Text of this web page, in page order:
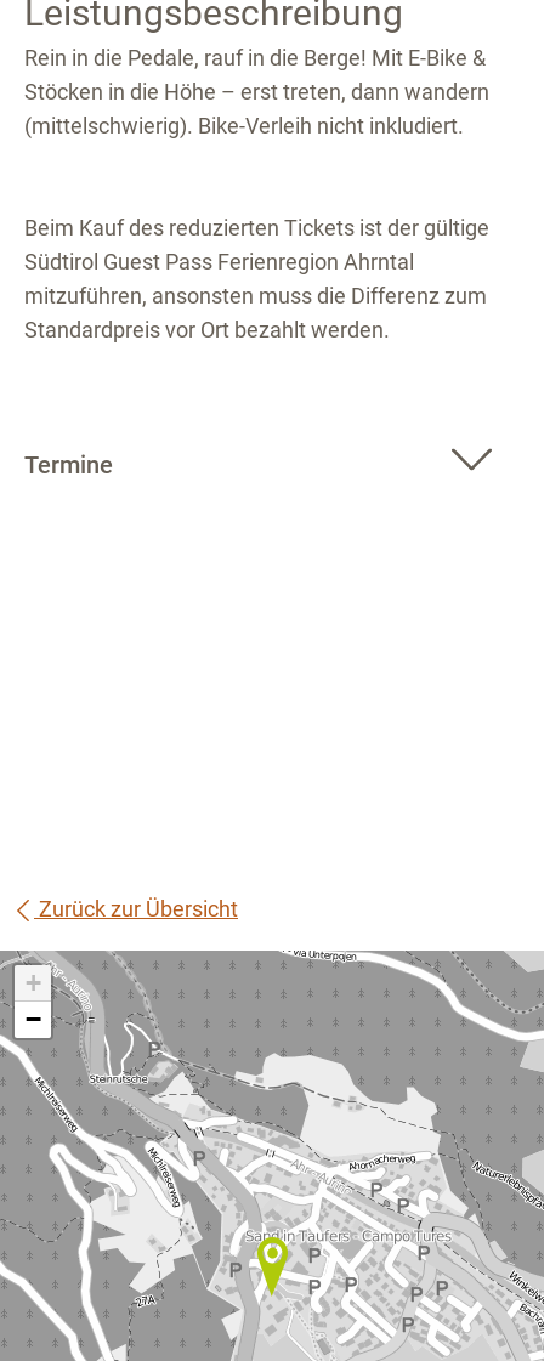
Leistungsbeschreibung
Rein in die Pedale, rauf in die Berge! Mit E-Bike &
Stöcken in die Höhe – erst treten, dann wandern
(mittelschwierig). Bike-Verleih nicht inkludiert.
Beim Kauf des reduzierten Tickets ist der gültige
Südtirol Guest Pass Ferienregion Ahrntal
mitzuführen, ansonsten muss die Differenz zum
Standardpreis vor Ort bezahlt werden.
Termine
Zurück zur Übersicht
+
−